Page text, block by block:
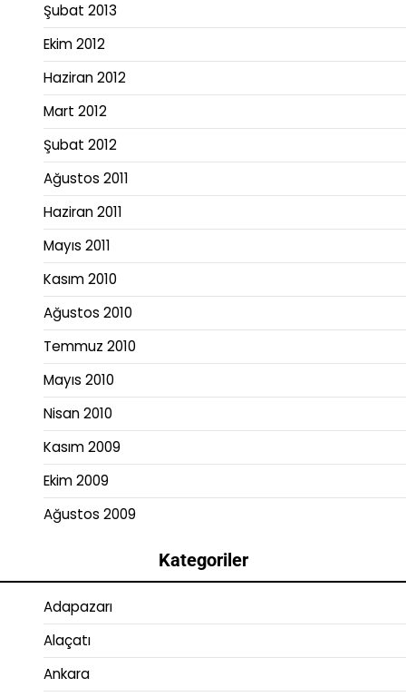
Şubat 2013
Ekim 2012
Haziran 2012
Mart 2012
Şubat 2012
Ağustos 2011
Haziran 2011
Mayıs 2011
Kasım 2010
Ağustos 2010
Temmuz 2010
Mayıs 2010
Nisan 2010
Kasım 2009
Ekim 2009
Ağustos 2009
Kategoriler
Adapazarı
Alaçatı
Ankara